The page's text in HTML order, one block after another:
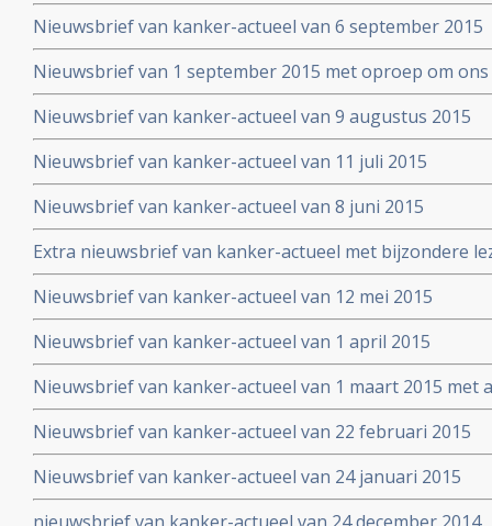
Nieuwsbrief van kanker-actueel van 6 september 2015
Nieuwsbrief van 1 september 2015 met oproep om
Nieuwsbrief van kanker-actueel van 9 augustus 2015
Nieuwsbrief van kanker-actueel van 11 juli 2015
Nieuwsbrief van kanker-actueel van 8 juni 2015
Extra nieuwsbrief van kanker-actueel met bijzondere
Truth about cancer: Step outside the box op 25 mei
symposium
Nieuwsbrief van kanker-actueel van 12 mei 2015
Nieuwsbrief van kanker-actueel van 1 april 2015
Nieuwsbrief van kanker-actueel van 1 maart 2015 met
wetenschappelijk bewezen niet-toxische middelen en
Nieuwsbrief van kanker-actueel van 22 februari 2015
Nieuwsbrief van kanker-actueel van 24 januari 2015